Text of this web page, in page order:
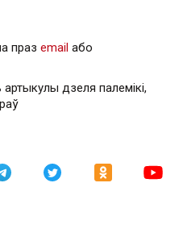
праз email або
дзеля палемікі,